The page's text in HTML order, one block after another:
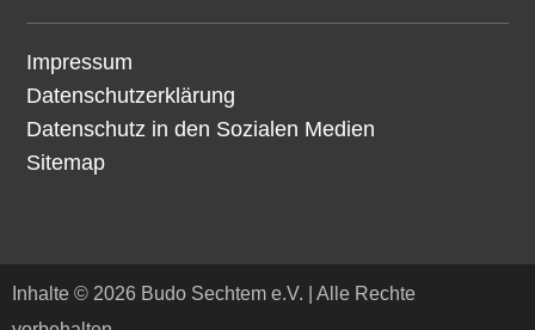
Impressum
Datenschutzerklärung
Datenschutz in den Sozialen Medien
Sitemap
Inhalte © 2026 Budo Sechtem e.V. | Alle Rechte